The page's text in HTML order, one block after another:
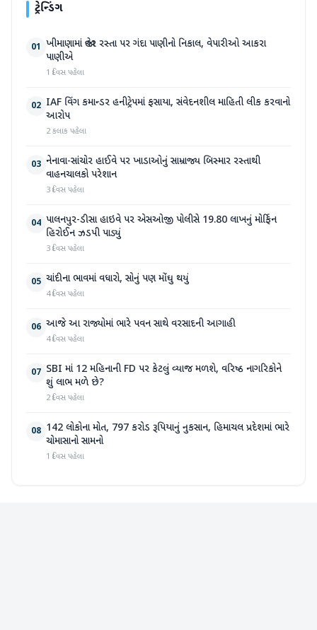
ટ્રેન્ડિંગ
01 ખીમાણામાં જાહેર રસ્તા પર ગંદા પાણીનો નિકાલ, વેપારીઓ આકરા
પાણીએ
1 દિવસ પહેલા
02 IAF વિંગ કમાન્ડર હનીટ્રેપમાં ફસાયા, સંવેદનશીલ માહિતી લીક કરવાનો
આરોપ
2 કલાક પહેલા
03 નેનાવા-સાંચોર હાઈવે પર ખાડાઓનું સામ્રાજ્ય બિસ્માર રસ્તાથી
વાહનચાલકો પરેશાન
3 દિવસ પહેલા
04 પાલનપુર-ડીસા હાઇવે પર એસઓજી પોલીસે 19.80 લાખનું મોર્ફિન
હિરોઈન ઝડપી પાડ્યું
3 દિવસ પહેલા
05 ચાંદીના ભાવમાં વધારો, સોનું પણ મોંઘુ થયું
4 દિવસ પહેલા
06 આજે આ રાજ્યોમાં ભારે પવન સાથે વરસાદની આગાહી
4 દિવસ પહેલા
07 SBI માં 12 મહિનાની FD પર કેટલું વ્યાજ મળશે, વરિષ્ઠ નાગરિકોને
શું લાભ મળે છે?
2 દિવસ પહેલા
08 142 લોકોના મોત, 797 કરોડ રૂપિયાનું નુકસાન, હિમાચલ પ્રદેશમાં ભારે
ચોમાસાનો સામનો
1 દિવસ પહેલા